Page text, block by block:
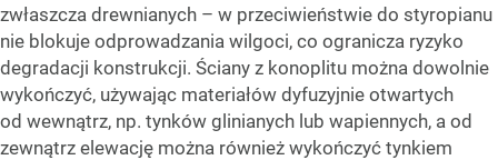
zwłaszcza drewnianych – w przeciwieństwie do styropianu
nie blokuje odprowadzania wilgoci, co ogranicza ryzyko
degradacji konstrukcji. Ściany z konoplitu można dowolnie
wykończyć, używając materiałów dyfuzyjnie otwartych
od wewnątrz, np. tynków glinianych lub wapiennych, a od
zewnątrz elewację można również wykończyć tynkiem